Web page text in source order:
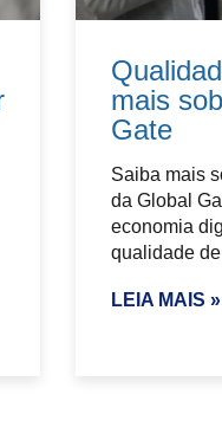
mais
Gate
Saiba mais
da Global
economia
qualidade
LEIA MAIS »